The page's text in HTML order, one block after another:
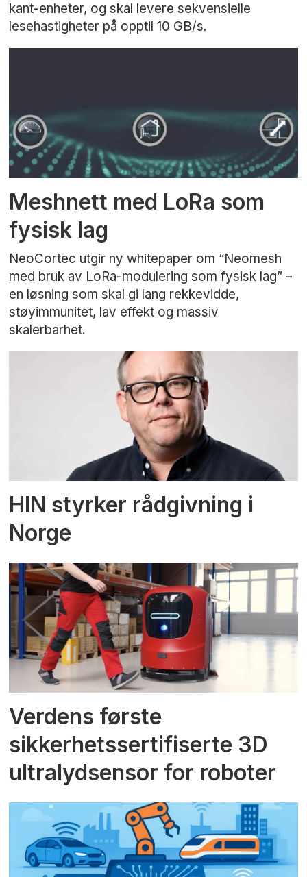
kant-enheter, og skal levere sekvensielle
lesehastigheter på opptil 10 GB/s.
Meshnett med LoRa som
fysisk lag
NeoCortec utgir ny whitepaper om “Neomesh
med bruk av LoRa-modulering som fysisk lag” –
en løsning som skal gi lang rekkevidde,
støyimmunitet, lav effekt og massiv
skalerbarhet.
HIN styrker rådgivning i
Norge
Verdens første
sikkerhetssertifiserte 3D
ultralydsensor for roboter